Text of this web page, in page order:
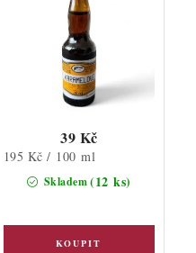
Skladem(12 ks)
39 Kč
Měrná
cena:
195 Kč / 100 ml